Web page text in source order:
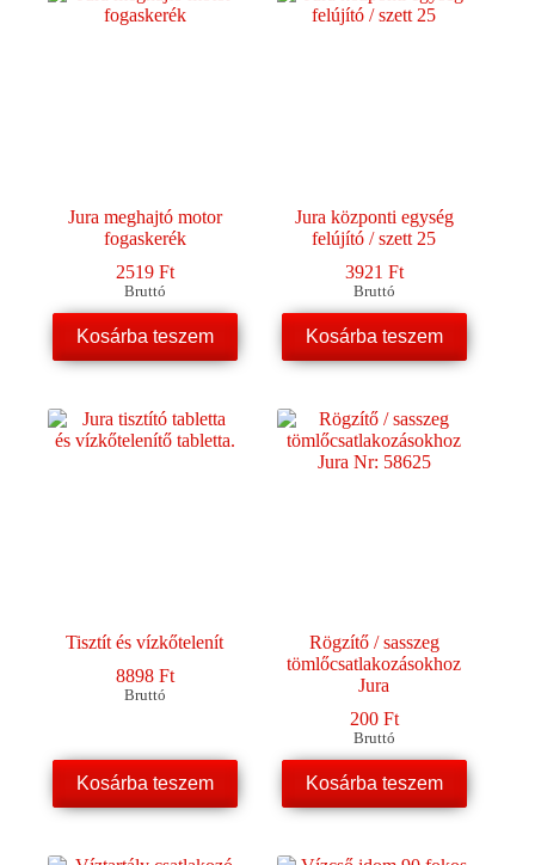
Jura meghajtó motor
fogaskerék
2519 Ft
Bruttó
Kosárba teszem
Jura központi egység
felújító / szett 25
3921 Ft
Bruttó
Kosárba teszem
Tisztít és vízkőtelenít
8898 Ft
Bruttó
Kosárba teszem
Rögzítő / sasszeg
tömlőcsatlakozásokhoz
Jura
200 Ft
Bruttó
Kosárba teszem